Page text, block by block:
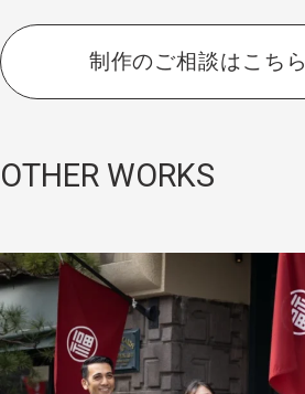
制作のご相談はこちら
OTHER WORKS